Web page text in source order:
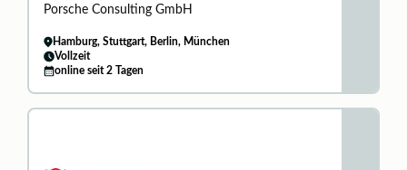
Porsche Consulting GmbH
Hamburg, Stuttgart, Berlin, München
Vollzeit
online seit 2 Tagen